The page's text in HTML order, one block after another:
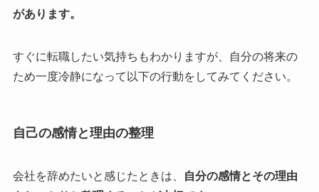
があります。
すぐに転職したい気持ちもわかりますが、自分の将来の
ため一度冷静になって以下の行動をしてみてください。
自己の感情と理由の整理
会社を辞めたいと感じたときは、
自分の感情とその理由